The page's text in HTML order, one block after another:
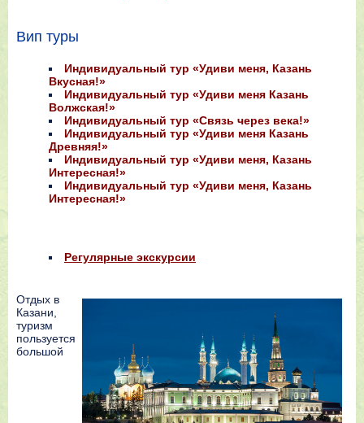
Вип туры
Индивидуальный тур «Удиви меня, Казань
Вкусная!»
Индивидуальный тур «Удиви меня Казань
Волжская!»
Индивидуальный тур «Связь через века!»
Индивидуальный тур «Удиви меня Казань
Древняя!»
Индивидуальный тур «Удиви меня, Казань
Интересная!»
Индивидуальный тур «Удиви меня, Казань
Интересная!»
Регулярные экскурсии
Отдых в
Казани,
туризм
пользуется
большой